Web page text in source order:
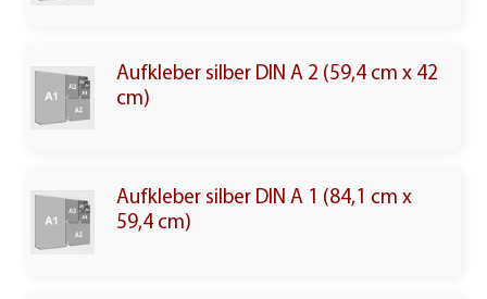
Aufkleber silber DIN A 2 (59,4 cm x 42
cm)
Aufkleber silber DIN A 1 (84,1 cm x
59,4 cm)